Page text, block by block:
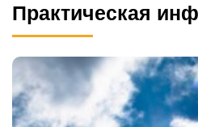
Практическая